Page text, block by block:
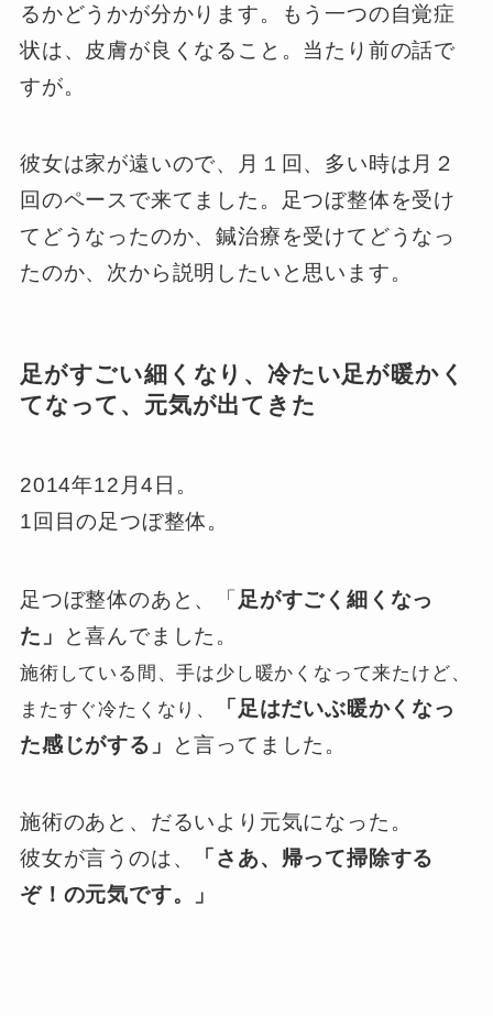
るかどうかが分かります。もう一つの自覚症
状は、皮膚が良くなること。当たり前の話で
すが。
彼女は家が遠いので、月１回、多い時は月２
回のペースで来てました。足つぼ整体を受け
てどうなったのか、鍼治療を受けてどうなっ
たのか、次から説明したいと思います。
足がすごい細くなり、冷たい足が暖かく
てなって、元気が出てきた
2014年12月4日。
1回目の足つぼ整体。
足つぼ整体のあと、「 足がすごく細くなっ
た」
と喜んでました。
施術している間、手は少し暖かくなって来たけど、
またすぐ冷たくなり、
「足はだいぶ暖かくなっ
た感じがする」
と言ってました。
施術のあと、だるいより元気になった。
彼女が言うのは、
「さあ、帰って掃除する
ぞ！の元気です。」